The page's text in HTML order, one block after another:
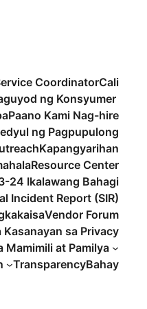
CoordinatorCali
ng Konsyumer
Paano Kami Nag-hire
ng Pagpupulong
Kapangyarihan
Resource Center
24 Ikalawang Bahagi
Incident Report (SIR)
Vendor Forum
Kasanayan sa Privacy
Mamimili at Pamilya
TransparencyBahay